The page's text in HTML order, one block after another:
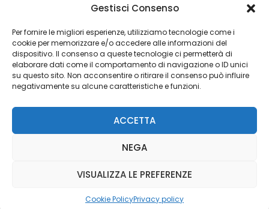
Gestisci Consenso
Per fornire le migliori esperienze, utilizziamo tecnologie come i
cookie per memorizzare e/o accedere alle informazioni del
dispositivo. Il consenso a queste tecnologie ci permetterà di
elaborare dati come il comportamento di navigazione o ID unici
su questo sito. Non acconsentire o ritirare il consenso può influire
negativamente su alcune caratteristiche e funzioni.
ACCETTA
NEGA
VISUALIZZA LE PREFERENZE
Cookie PolicyPrivacy policy
Cookie Policy
Risorse Aggiuntive